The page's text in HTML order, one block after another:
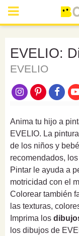
EVELIO:
EVELIO
Anima tu hijo a
EVELIO. La
de los niños y
recomendados,
Pintar le ayuda a
motricidad con el
Colorear también
las texturas,
Imprima los
los dibujos de